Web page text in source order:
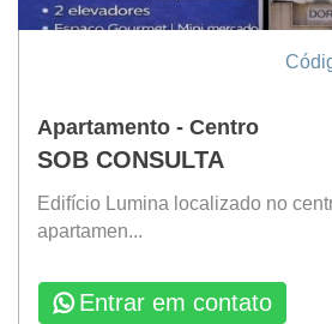
Apartamento - Centro
SOB CONSULTA
Edifício Lumina localizado no
apartamen...
Entrar em contato